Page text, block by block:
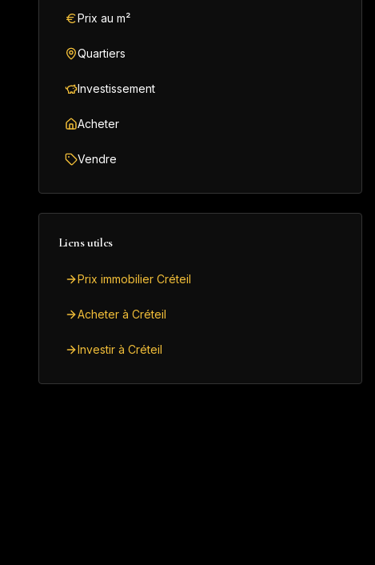
Prix au m²
Quartiers
Investissement
Acheter
Vendre
Liens utiles
Prix immobilier Créteil
Acheter à Créteil
Investir à Créteil